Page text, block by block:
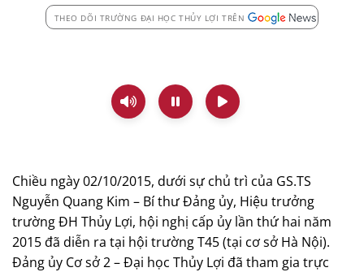
THEO DÕI TRƯỜNG ĐẠI HỌC THỦY LỢI TRÊN
Chiều ngày 02/10/2015, dưới sự chủ trì của GS.TS
Nguyễn Quang Kim – Bí thư Đảng ủy, Hiệu trưởng
trường ĐH Thủy Lợi, hội nghị cấp ủy lần thứ hai năm
2015 đã diễn ra tại hội trường T45 (tại cơ sở Hà Nội).
Đảng ủy Cơ sở 2 – Đại học Thủy Lợi đã tham gia trực